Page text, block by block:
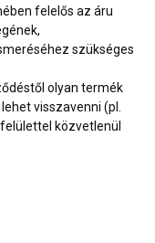
felelős az áru
szükséges
olyan termék
visszavenni (pl.
közvetlenül